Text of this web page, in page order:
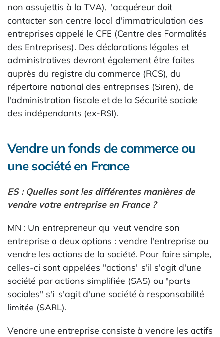
non assujettis à la TVA), l'acquéreur doit
contacter son centre local d'immatriculation des
entreprises appelé le CFE (Centre des Formalités
des Entreprises). Des déclarations légales et
administratives devront également être faites
auprès du registre du commerce (RCS), du
répertoire national des entreprises (Siren), de
l'administration fiscale et de la Sécurité sociale
des indépendants (ex-RSI).
Vendre un fonds de commerce ou
une société en France
ES : Quelles sont les différentes manières de
vendre votre entreprise en France ?
MN : Un entrepreneur qui veut vendre son
entreprise a deux options : vendre l'entreprise ou
vendre les actions de la société. Pour faire simple,
celles-ci sont appelées "actions" s'il s'agit d'une
société par actions simplifiée (SAS) ou "parts
sociales" s'il s'agit d'une société à responsabilité
limitée (SARL).
Vendre une entreprise consiste à vendre les actifs